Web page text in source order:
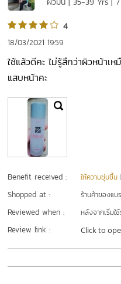
4
18/03/2021 19:59
ใช้แล้วดีคะ ไม่รู้สึกว่าผิวหน้าเ
แสบหน้าคะ
Benefit received : ให้ความชุ่มชื้น
Shopped at : ร้านค้าของแบ
Reviewed when : หลังจากเริ่มใ
Review link : Click to